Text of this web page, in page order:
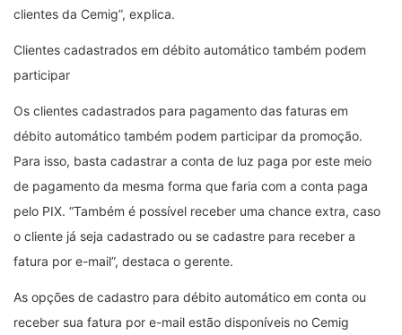
clientes da Cemig”, explica.
Clientes cadastrados em débito automático também podem
participar
Os clientes cadastrados para pagamento das faturas em
débito automático também podem participar da promoção.
Para isso, basta cadastrar a conta de luz paga por este meio
de pagamento da mesma forma que faria com a conta paga
pelo PIX. “Também é possível receber uma chance extra, caso
o cliente já seja cadastrado ou se cadastre para receber a
fatura por e-mail”, destaca o gerente.
As opções de cadastro para débito automático em conta ou
receber sua fatura por e-mail estão disponíveis no Cemig